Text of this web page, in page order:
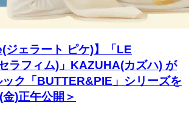
ジェラート ピケ)】「LE
ラフィム)」KAZUHA(カズハ) が
ク「BUTTER&PIE」シリーズを
)正午公開＞